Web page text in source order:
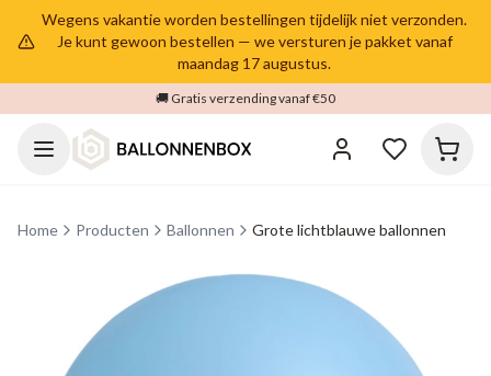
Wegens vakantie worden bestellingen tijdelijk niet verzonden.
Je kunt gewoon bestellen — we versturen je pakket vanaf
maandag 17 augustus.
🚚 Gratis verzending vanaf €50
Home Producten Ballonnen Grote lichtblauwe ballonnen